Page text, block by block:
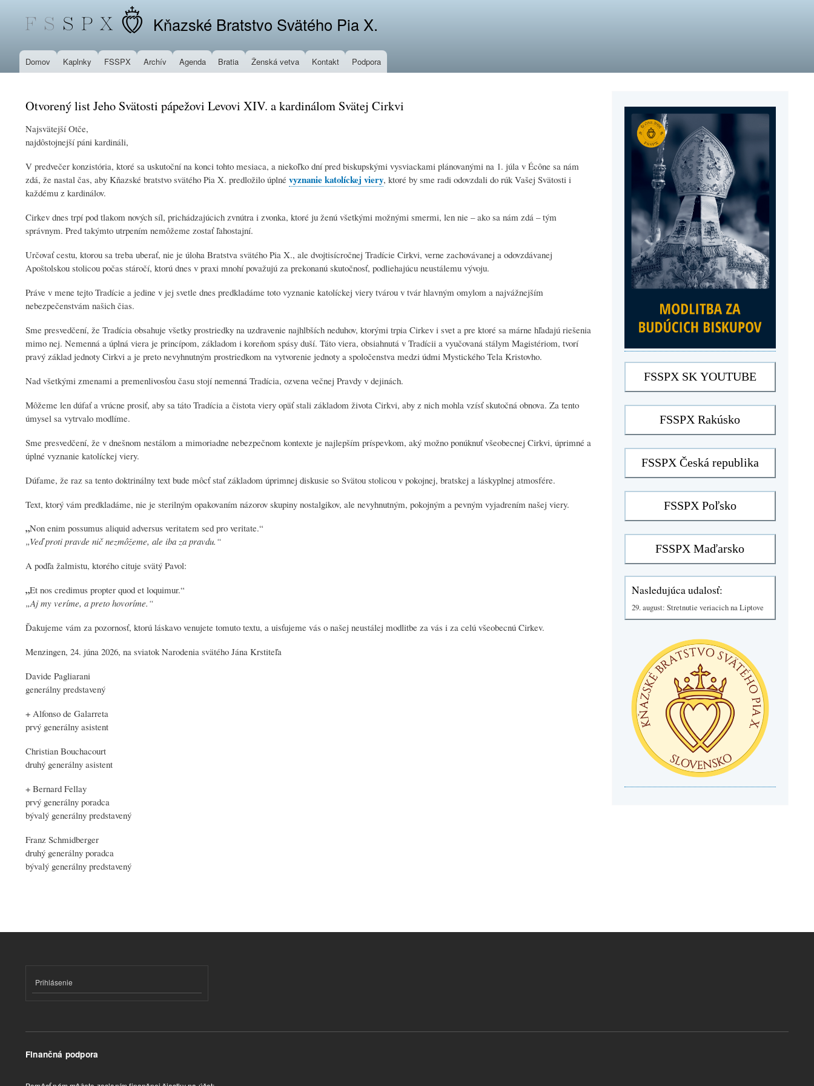
Kňazské Bratstvo Svätého Pia X.
Domov Kaplnky FSSPX Archív Agenda Bratia Ženská vetva Kontakt Podpora
Otvorený list Jeho Svätosti pápežovi Levovi XIV. a kardinálom Svätej Cirkvi
Najsvätejší Otče,
najdôstojnejší páni kardináli,
V predvečer konzistória, ktoré sa uskutoční na konci tohto mesiaca, a niekoľko dní pred biskupskými vysviackami plánovanými na 1. júla v Écône sa nám
zdá, že nastal čas, aby Kňazské bratstvo svätého Pia X. predložilo úplné vyznanie katolíckej viery, ktoré by sme radi odovzdali do rúk Vašej Svätosti i
každému z kardinálov.
Cirkev dnes trpí pod tlakom nových síl, prichádzajúcich zvnútra i zvonka, ktoré ju ženú všetkými možnými smermi, len nie – ako sa nám zdá – tým
správnym. Pred takýmto utrpením nemôžeme zostať ľahostajní.
Určovať cestu, ktorou sa treba uberať, nie je úloha Bratstva svätého Pia X., ale dvojtisícročnej Tradície Cirkvi, verne zachovávanej a odovzdávanej
Apoštolskou stolicou počas stáročí, ktorú dnes v praxi mnohí považujú za prekonanú skutočnosť, podliehajúcu neustálemu vývoju.
Práve v mene tejto Tradície a jedine v jej svetle dnes predkladáme toto vyznanie katolíckej viery tvárou v tvár hlavným omylom a najvážnejším
nebezpečenstvám našich čias.
Sme presvedčení, že Tradícia obsahuje všetky prostriedky na uzdravenie najhlbších neduhov, ktorými trpia Cirkev i svet a pre ktoré sa márne hľadajú riešenia
mimo nej. Nemenná a úplná viera je princípom, základom i koreňom spásy duší. Táto viera, obsiahnutá v Tradícii a vyučovaná stálym Magistériom, tvorí
pravý základ jednoty Cirkvi a je preto nevyhnutným prostriedkom na vytvorenie jednoty a spoločenstva medzi údmi Mystického Tela Kristovho.
Nad všetkými zmenami a premenlivosťou času stojí nemenná Tradícia, ozvena večnej Pravdy v dejinách.
Môžeme len dúfať a vrúcne prosiť, aby sa táto Tradícia a čistota viery opäť stali základom života Cirkvi, aby z nich mohla vzísť skutočná obnova. Za tento
úmysel sa vytrvalo modlíme.
Sme presvedčení, že v dnešnom nestálom a mimoriadne nebezpečnom kontexte je najlepším príspevkom, aký možno ponúknuť všeobecnej Cirkvi, úprimné a
úplné vyznanie katolíckej viery.
Dúfame, že raz sa tento doktrinálny text bude môcť stať základom úprimnej diskusie so Svätou stolicou v pokojnej, bratskej a láskyplnej atmosfére.
Text, ktorý vám predkladáme, nie je sterilným opakovaním názorov skupiny nostalgikov, ale nevyhnutným, pokojným a pevným vyjadrením našej viery.
„Non enim possumus aliquid adversus veritatem sed pro veritate.“
„Veď proti pravde nič nezmôžeme, ale iba za pravdu.“
A podľa žalmistu, ktorého cituje svätý Pavol:
„Et nos credimus propter quod et loquimur.“
„Aj my veríme, a preto hovoríme.“
Ďakujeme vám za pozornosť, ktorú láskavo venujete tomuto textu, a uisťujeme vás o našej neustálej modlitbe za vás i za celú všeobecnú Cirkev.
Menzingen, 24. júna 2026, na sviatok Narodenia svätého Jána Krstiteľa
Davide Pagliarani
generálny predstavený
+ Alfonso de Galarreta
prvý generálny asistent
Christian Bouchacourt
druhý generálny asistent
+ Bernard Fellay
prvý generálny poradca
bývalý generálny predstavený
Franz Schmidberger
druhý generálny poradca
bývalý generálny predstavený
Nasledujúca udalosť:
29. august: Stretnutie veriacich na Liptove
Prihlásenie
Finančná podpora